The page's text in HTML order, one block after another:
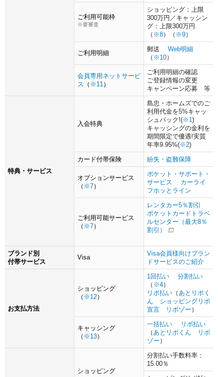
ご利用可能枠
要審査
ショッピング：上限
300万円／キャッシン
グ：上限300万円
（ ※8）（ ※9）
ご利用明細
郵送
Web明細
（ ※10）
会員専用ネットサービ
ス （ ※11）
ご利用明細の確認
ご登録情報の変更
キャンペーン応募 等
特典・サービス
入会特典
島忠・ホームズでのご
利用代金を5%キャッ
シュバック!(※1)
キャッシングの金利を
期間限定で優遇!実質
年率9.95%(※2)
カード付帯保険
紛失・盗難保障
オプションサービス
（ ※7）
ポケット・サポート・
サービス
カーライ
フホッとライン
ご利用可能サービス
（ ※7）
レンタカー5％割引
ポケットカードトラベ
ルセンター（最大8％
割引）
ブランド別
付帯サービス
Visa
Visa会員様向けブラン
ドサービスのご紹介
お支払方法
ショッピング
（ ※12）
1回払い
分割払い
（ ※4）
リボ払い （あとリボく
ん
ショッピングリボ
宣言
リボゾー ）
キャッシング
（ ※13）
一括払い
リボ払い
（あとリボくん
リボ
ゾー ）
ショッピング
分割払い手数料率：
15.00％